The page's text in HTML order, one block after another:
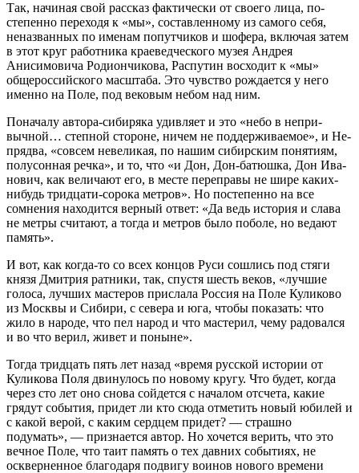
Так, начиная свой рассказ фактически от своего лица, по­
степенно переходя к «мы», составленному из самого себя,
нена­званных по именам попутчиков и шофера, включая затем
в этот круг работника краеведческого музея Андрея
Анисимовича Ро­диончикова, Распутин восходит к «мы»
общероссийского мас­штаба. Это чувство рождается у него
именно на Поле, под веко­вым небом над ним.
Поначалу автора-сибиряка удивляет и это «небо в непри­
вычной… степной стороне, ничем не поддерживаемое», и Не­
прядва, «совсем невеликая, по нашим сибирским понятиям,
полусонная речка», и то, что «и Дон, Дон-батюшка, Дон Ива­
нович, как величают его, в месте переправы не шире каких-
ни­будь тридцати-сорока метров». Но постепенно на все
сомнения находится верный ответ: «Да ведь история и слава
не метры считают, а тогда и метров было поболе, но ведают
память».
И вот, как когда-то со всех концов Руси сошлись под стя­ги
князя Дмитрия ратники, так, спустя шесть веков, «лучшие
голоса, лучших мастеров прислала Россия на Поле Куликово
из Москвы и Сибири, с севера и юга, чтобы показать: что
жило в народе, что пел народ и что мастерил, чему радовался
и во что верил, живет и поныне».
Тогда тридцать пять лет назад «время русской истории от
Куликова Поля двинулось по новому кругу. Что будет, когда
че­рез сто лет оно снова сойдется с началом отсчета, какие
грядут события, придет ли кто сюда отметить новый юбилей и
с какой верой, с каким сердцем придет? — страшно
подумать», — при­знается автор. Но хочется верить, что это
вечное Поле, что таит память о тех давних событиях, не
оскверненное благодаря под­вигу воинов нового времени